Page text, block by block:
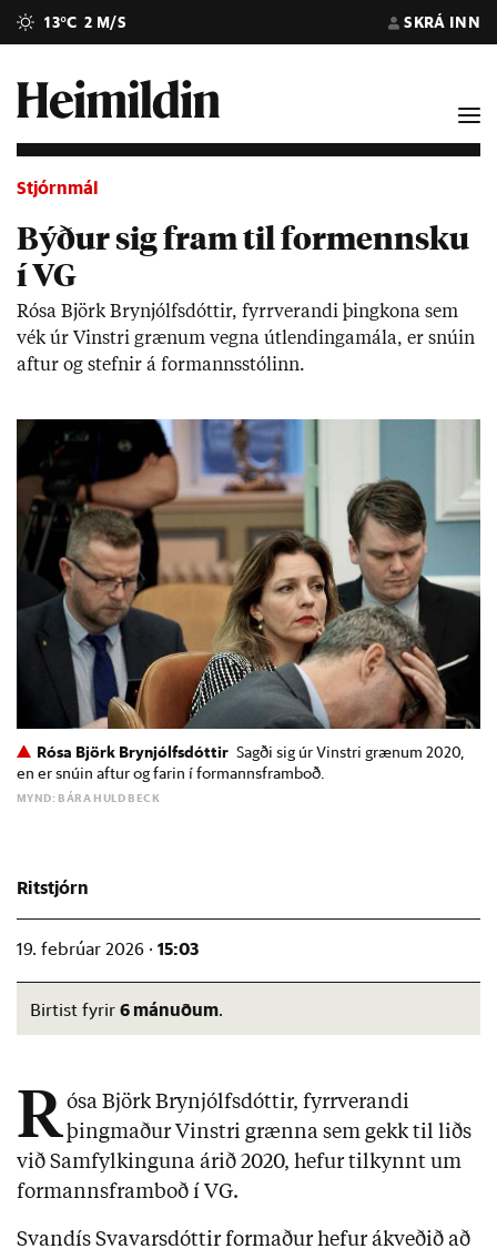
13°C 2 M/S SKRÁ INN
Stjórnmál
Býður sig fram til formennsku
í VG
Rósa Björk Brynj­ólfs­dótt­ir, fyrr­ver­andi þing­kona sem
vék úr Vinstri græn­um vegna út­lend­inga­mála, er snú­in
aft­ur og stefn­ir á for­manns­stól­inn.
Rósa Björk Brynjólfsdóttir Sagði sig úr Vinstri grænum 2020,
en er snúin aftur og farin í formannsframboð.
MYND: BÁRA HULD BECK
Ritstjórn
19. febrúar 2026 · 15:03
Birtist fyrir 6 mánuðum.
Rósa Björk Brynjólfsdóttir, fyrrverandi
þingmaður Vinstri grænna sem gekk til liðs
við Samfylkinguna árið 2020, hefur tilkynnt um
formannsframboð í VG.
Svandís Svavarsdóttir formaður hefur ákveðið að